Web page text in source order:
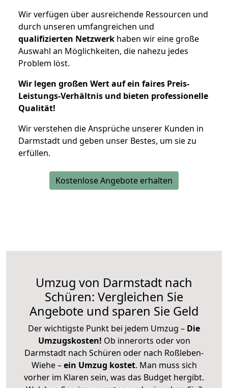
Wir verfügen über ausreichende Ressourcen und
durch unseren umfangreichen und
qualifizierten Netzwerk haben wir eine große
Auswahl an Möglichkeiten, die nahezu jedes
Problem löst.
Wir legen großen Wert auf ein faires Preis-
Leistungs-Verhältnis und bieten professionelle
Qualität!
Wir verstehen die Ansprüche unserer Kunden in
Darmstadt und geben unser Bestes, um sie zu
erfüllen.
Kostenlose Angebote erhalten
Umzug von Darmstadt nach
Schüren: Vergleichen Sie
Angebote und sparen Sie Geld
Der wichtigste Punkt bei jedem Umzug – Die
Umzugskosten! Ob innerorts oder von
Darmstadt nach Schüren oder nach Roßleben-
Wiehe –ein Umzug kostet. Man muss sich
vorher im Klaren sein, was das Budget hergibt.